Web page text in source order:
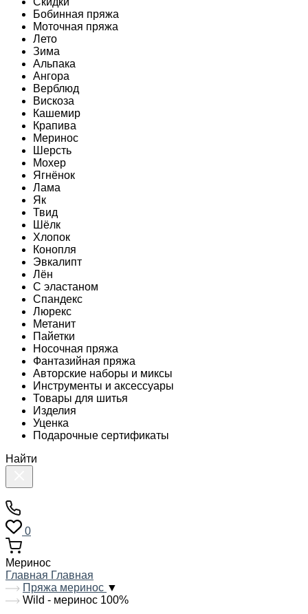
Бобинная пряжа
Моточная пряжа
Лето
Зима
Альпака
Ангора
Верблюд
Вискоза
Кашемир
Крапива
Меринос
Шерсть
Мохер
Ягнёнок
Лама
Як
Твид
Шёлк
Хлопок
Конопля
Эвкалипт
Лён
C эластаном
Спандекс
Люрекс
Метанит
Пайетки
Носочная пряжа
Фантазийная пряжа
Авторские наборы и миксы
Инструменты и аксессуары
Товары для шитья
Изделия
Уценка
Подарочные сертификаты
Найти
0
Меринос
Главная Главная
Пряжа меринос ▼
Wild - меринос 100%